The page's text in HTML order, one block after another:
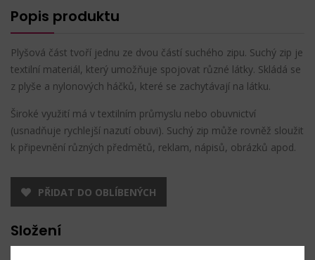
Popis produktu
Plyšová část tvoří jednu ze dvou částí suchého zipu. Suchý zip je
textilní materiál, který umožňuje spojovat různé látky. Skládá se
z plyše a nylonových háčků, které se zachytávají na látku.
Široké využití má v textilním průmyslu nebo obuvnictví
(usnadňuje rychlejší nazutí obuvi). Suchý zip může rovněž sloužit
k připevnění různých předmětů, reklam, nápisů, obrázků apod.
PŘIDAT DO OBLÍBENÝCH
Složení